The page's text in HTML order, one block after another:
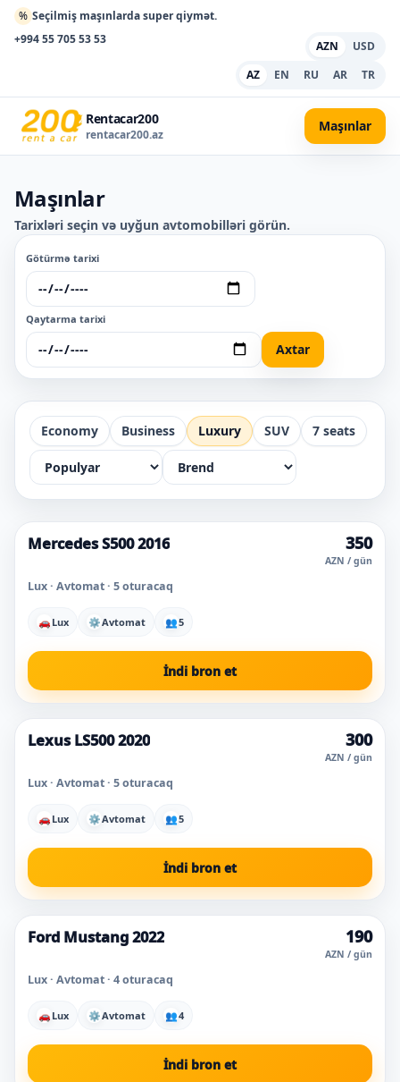
% Seçilmiş maşınlarda super qiymət.
+994 55 705 53 53
AZN
USD
AZ
EN RU AR TR
Rentacar200
rentacar200.az
Maşınlar
Maşınlar
Tarixləri seçin və uyğun avtomobilləri görün.
Götürmə tarixi
Qaytarma tarixi
Axtar
Economy Business Luxury SUV 7 seats
Mercedes S500 2016 350
AZN / gün
Lux · Avtomat · 5 oturacaq
🚗 Lux ⚙Avtomat 👥5
İndi bron et
Lexus LS500 2020 300
AZN / gün
Lux · Avtomat · 5 oturacaq
🚗 Lux ⚙Avtomat 👥5
İndi bron et
Super qiymət
Ford Mustang 2022 190
AZN / gün
Lux · Avtomat · 4 oturacaq
🚗 Lux ⚙Avtomat 👥4
İndi bron et